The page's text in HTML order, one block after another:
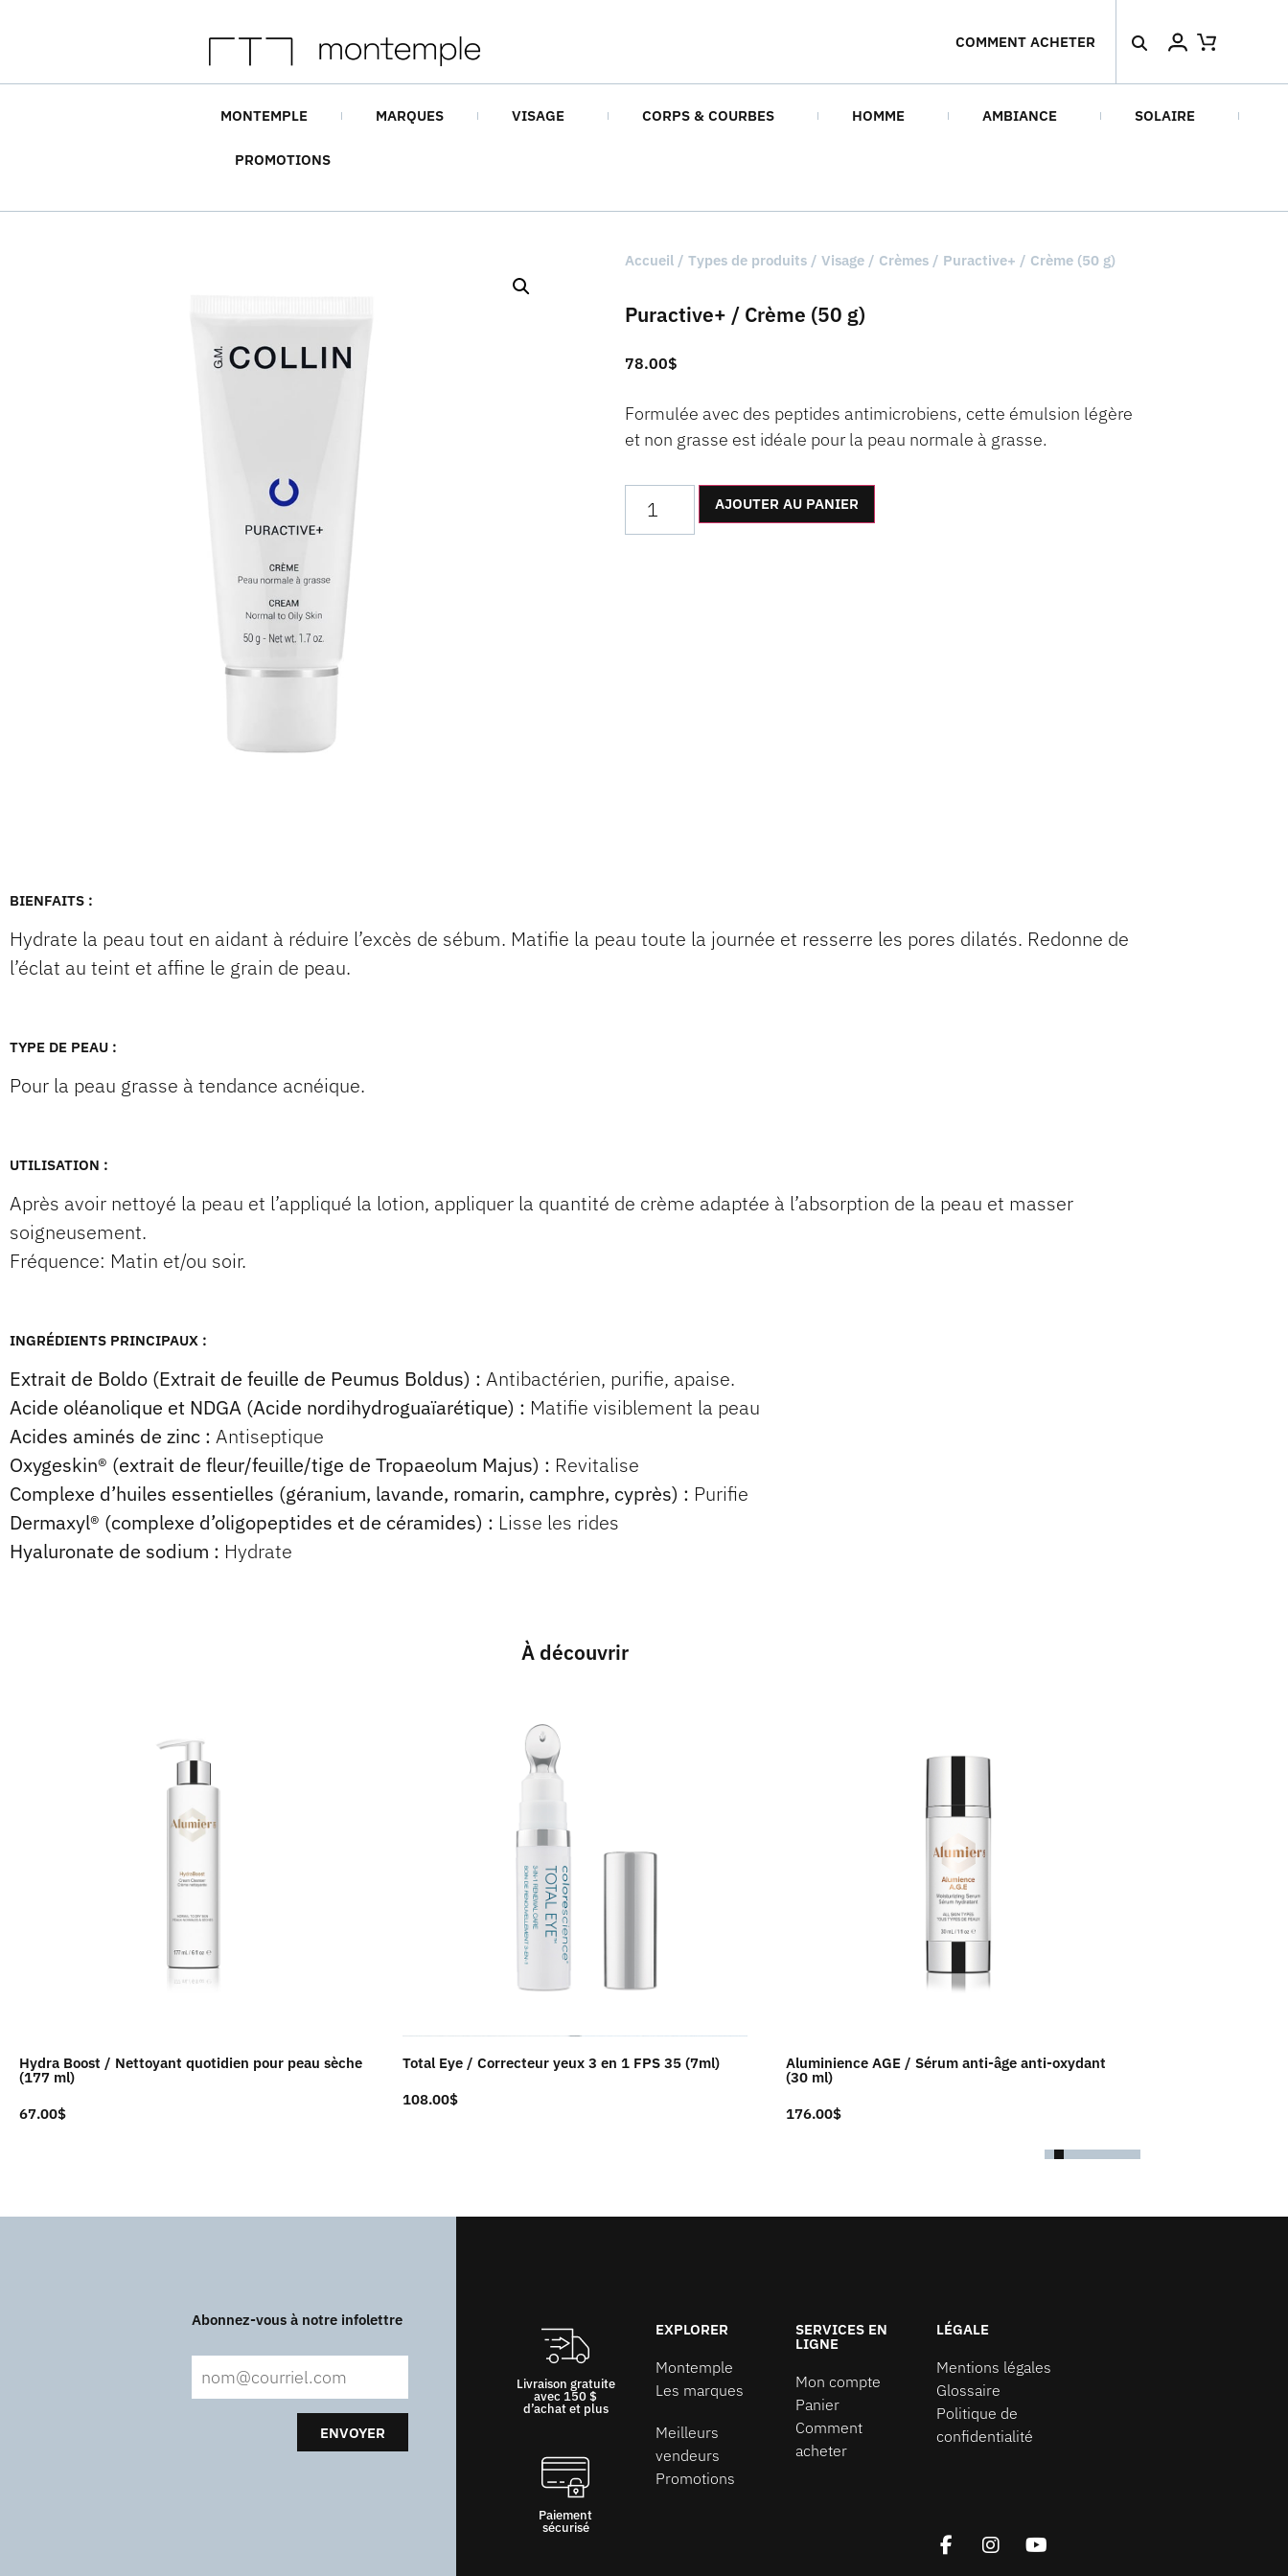
COMMENT ACHETER
MONTEMPLE MARQUES VISAGE CORPS & COURBES HOMME AMBIANCE SOLAIRE
PROMOTIONS
Accueil/ Types de produits/ Visage/ Crèmes/ Puractive+ / Crème (50 g)
Puractive+ / Crème (50 g)
78.00$
Formulée avec des peptides antimicrobiens, cette émulsion légère
et non grasse est idéale pour la peau normale à grasse.
AJOUTER AU PANIER
BIENFAITS :
Hydrate la peau tout en aidant à réduire l’excès de sébum. Matifie la peau toute la journée et resserre les pores dilatés. Redonne de
l’éclat au teint et affine le grain de peau.
TYPE DE PEAU :
Pour la peau grasse à tendance acnéique.
UTILISATION :
Après avoir nettoyé la peau et l’appliqué la lotion, appliquer la quantité de crème adaptée à l’absorption de la peau et masser
soigneusement.
Fréquence: Matin et/ou soir.
INGRÉDIENTS PRINCIPAUX :
Extrait de Boldo (Extrait de feuille de Peumus Boldus) : Antibactérien, purifie, apaise.
Acide oléanolique et NDGA (Acide nordihydroguaïarétique) : Matifie visiblement la peau
Acides aminés de zinc : Antiseptique
Oxygeskin® (extrait de fleur/feuille/tige de Tropaeolum Majus) : Revitalise
Complexe d’huiles essentielles (géranium, lavande, romarin, camphre, cyprès) : Purifie
Dermaxyl® (complexe d’oligopeptides et de céramides) : Lisse les rides
Hyaluronate de sodium : Hydrate
À découvrir
Hydra Boost / Nettoyant quotidien pour peau sèche
(177 ml)
67.00$
Total Eye / Correcteur yeux 3 en 1 FPS 35 (7ml)
108.00$
Aluminience AGE / Sérum anti-âge anti-oxydant
(30 ml)
176.00$
Abonnez-vous à notre infolettre
ENVOYER
Livraison gratuite
avec 150 $
d’achat et plus
Paiement
sécurisé
EXPLORER
Montemple
Les marques
Meilleurs
vendeurs
Promotions
SERVICES EN
LIGNE
Mon compte
Panier
Comment
acheter
LÉGALE
Mentions légales
Glossaire
Politique de
confidentialité